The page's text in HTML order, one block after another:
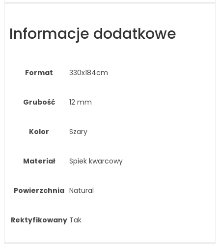
Informacje dodatkowe
Format 330x184cm
Grubość 12 mm
Kolor Szary
Materiał Spiek kwarcowy
Powierzchnia Natural
Rektyfikowany Tak